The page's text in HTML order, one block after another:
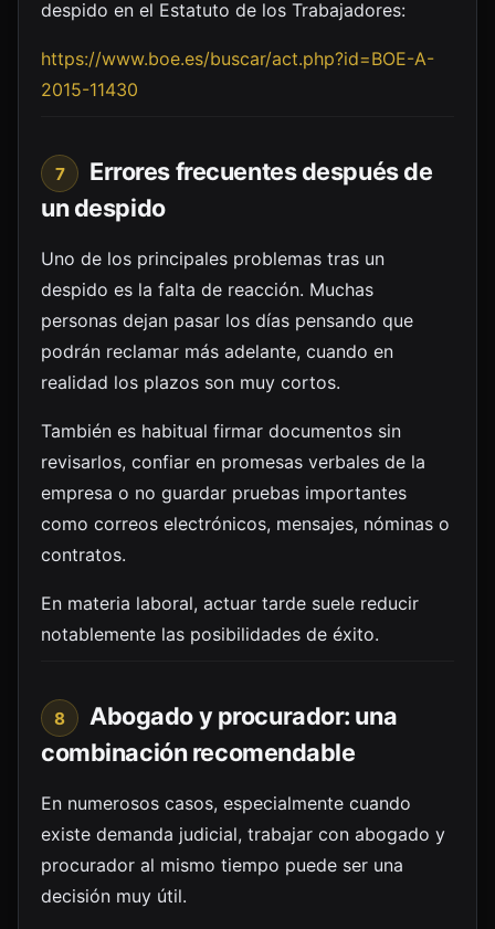
despido en el Estatuto de los Trabajadores:
https://www.boe.es/buscar/act.php?id=BOE-A-
2015-11430
7
Errores frecuentes después de
un despido
Uno de los principales problemas tras un
despido es la falta de reacción. Muchas
personas dejan pasar los días pensando que
podrán reclamar más adelante, cuando en
realidad los plazos son muy cortos.
También es habitual firmar documentos sin
revisarlos, confiar en promesas verbales de la
empresa o no guardar pruebas importantes
como correos electrónicos, mensajes, nóminas o
contratos.
En materia laboral, actuar tarde suele reducir
notablemente las posibilidades de éxito.
8
Abogado y procurador: una
combinación recomendable
En numerosos casos, especialmente cuando
existe demanda judicial, trabajar con abogado y
procurador al mismo tiempo puede ser una
decisión muy útil.